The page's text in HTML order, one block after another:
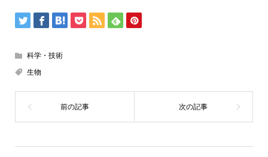
科学・技術
生物